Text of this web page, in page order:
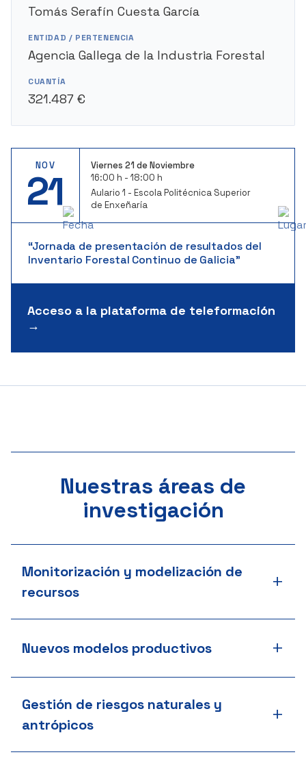
Tomás Serafín Cuesta García
ENTIDAD / PERTENENCIA
Agencia Gallega de la Industria Forestal
CUANTÍA
321.487 €
NOV
21
Viernes 21 de Noviembre
16:00 h - 18:00 h
Aulario 1 - Escola Politécnica Superior
de Enxeñaría
“Jornada de presentación de resultados del
Inventario Forestal Continuo de Galicia”
Acceso a la plataforma de teleformación
→
Nuestras áreas de
investigación
Monitorización y modelización de
recursos
+
Nuevos modelos productivos +
Gestión de riesgos naturales y
antrópicos
+